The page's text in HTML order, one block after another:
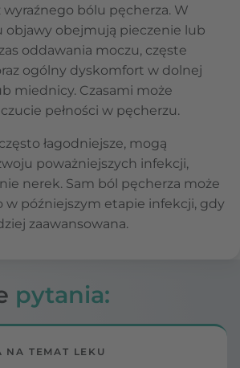
bólu pęcherza. W
obejmują pieczenie lub
oddawania moczu, częste
ogólny dyskomfort w dolnej
miednicy. Czasami może
pełności w pęcherzu.
łagodniejsze, mogą
poważniejszych infekcji,
nerek. Sam ból pęcherza może
w późniejszym etapie infekcji, gdy
zaawansowana.
pytania:
NA TEMAT LEKU